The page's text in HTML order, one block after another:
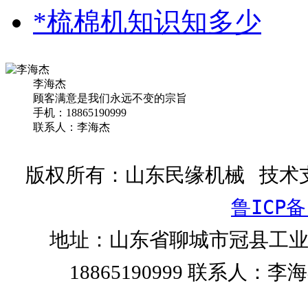
*梳棉机知识知多少
李海杰
顾客满意是我们永远不变的宗旨
手机：18865190999
联系人：李海杰
版权所有：山东民缘机械 技术
鲁ICP
地址：山东省聊城市冠县工
18865190999 联系人：李